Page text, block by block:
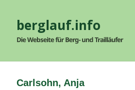
berglauf.info
Die Webseite für Berg- und Trailläufer
Carlsohn, Anja